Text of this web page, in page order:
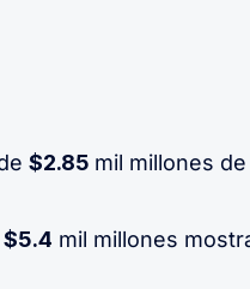
$2.85 mil millones de
$5.4 mil millones